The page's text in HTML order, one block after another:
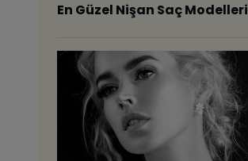
En Güzel Nişan Saç Modelleri